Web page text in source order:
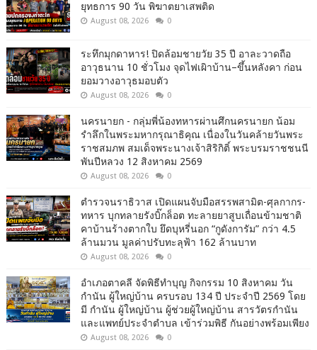
ยุทธการ 90 วัน พิฆาตยาเสพติด
August 08, 2026 0
ระทึกมุกดาหาร! ปิดล้อมชายวัย 35 ปี อาละวาดถือ
อาวุธนาน 10 ชั่วโมง จุดไฟเผิาบ้าน–ขึ้นหลังคา ก่อน
ยอมวางอาวุธมอบตัว
August 08, 2026 0
นครนายก - กลุ่มพี่น้องทหารผ่านศึกนครนายก น้อม
รำลึกในพระมหากรุณาธิคุณ เนื่องในวันคล้ายวันพระ
ราชสมภพ สมเด็จพระนางเจ้าสิริกิติ์ พระบรมราชชนนี
พันปีหลวง 12 สิงหาคม 2569
August 08, 2026 0
ตำรวจนราธิวาส เปิดแผนจับมือสรรพสามิต-ศุลกากร-
ทหาร บุกทลายรังบิ๊กล็อต ทะลายยาสูบเถื่อนข้ามชาติ
คาบ้านร้างตากใบ ยึดบุหรี่นอก “กูดังการัม” กว่า 4.5
ล้านมวน มูลค่าปรับทะลุฟ้า 162 ล้านบาท
August 08, 2026 0
อำเภอตาคลี จัดพิธีทำบุญ กิจกรรม 10 สิงหาคม วัน
กำนัน ผู้ใหญ่บ้าน ครบรอบ 134 ปี ประจำปี 2569 โดย
มี กำนัน ผู้ใหญ่บ้าน ผู้ช่วยผู้ใหญ่บ้าน สารวัตรกำนัน
และแพทย์ประจำตำบล เข้าร่วมพิธี กันอย่างพร้อมเพียง
August 08, 2026 0